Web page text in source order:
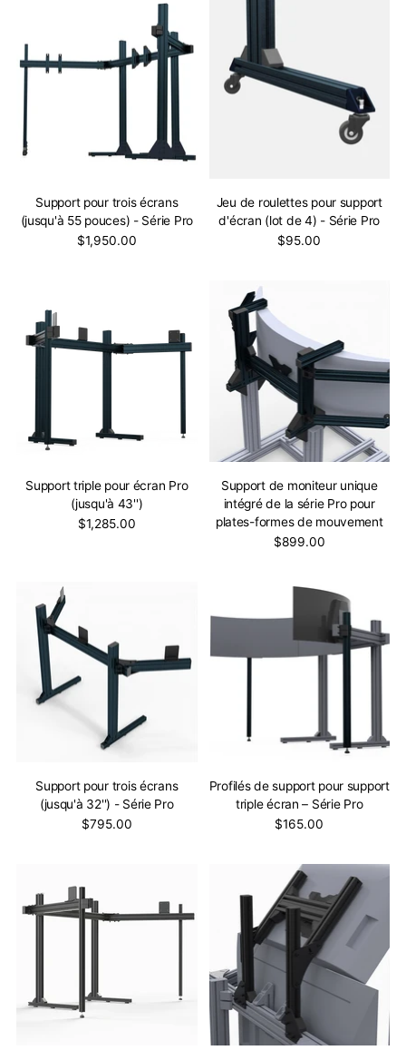
Support pour trois écrans
(jusqu'à 55 pouces) - Série Pro
$1,950.00
Jeu de roulettes pour support
d'écran (lot de 4) - Série Pro
$95.00
Support triple pour écran Pro
(jusqu'à 43'')
$1,285.00
Support de moniteur unique
intégré de la série Pro pour
plates-formes de mouvement
$899.00
Support pour trois écrans
(jusqu'à 32'') - Série Pro
$795.00
Profilés de support pour support
triple écran – Série Pro
$165.00